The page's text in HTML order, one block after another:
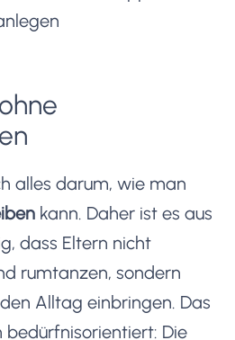
alles darum, wie man
kann. Daher ist es aus
dass Eltern nicht
rumtanzen, sondern
Alltag einbringen. Das
Die